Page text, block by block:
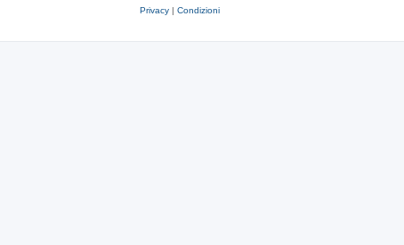
Privacy | Condizioni